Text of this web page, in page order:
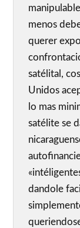
menos
querer
satélital,
Unidos
lo mas
satélite se
dandole